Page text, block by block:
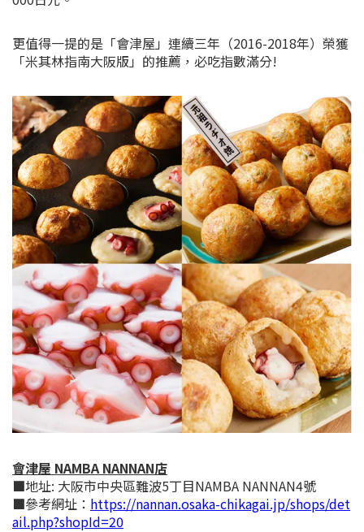
更值得一提的是「會津屋」連續三年（2016-2018年）榮獲
「米其林指南大阪版」的推薦，必吃指數滿分!
會津屋 NAMBA NANNAN店
■地址: 大阪市中央區難波5丁目NAMBA NANNAN4號
■參考網址： https://nannan.osaka-chikagai.jp/shops/det
ail.php?shopId=20